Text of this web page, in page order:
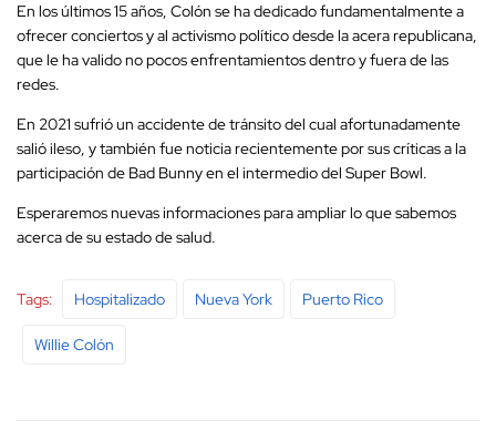
En los últimos 15 años, Colón se ha dedicado fundamentalmente a
ofrecer conciertos y al activismo político desde la acera republicana,
que le ha valido no pocos enfrentamientos dentro y fuera de las
redes.
En 2021 sufrió un accidente de tránsito del cual afortunadamente
salió ileso, y también fue noticia recientemente por sus críticas a la
participación de Bad Bunny en el intermedio del Super Bowl.
Esperaremos nuevas informaciones para ampliar lo que sabemos
acerca de su estado de salud.
Tags: Hospitalizado Nueva York Puerto Rico
Willie Colón